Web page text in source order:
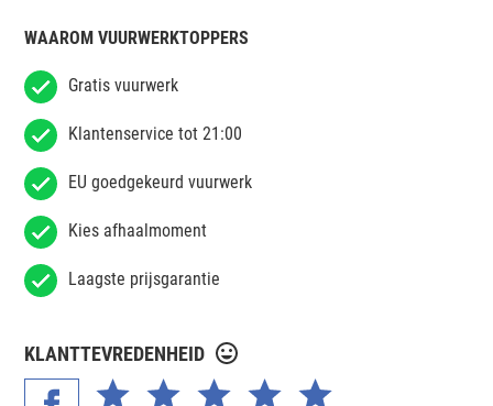
WAAROM VUURWERKTOPPERS
Gratis vuurwerk
Klantenservice tot 21:00
EU goedgekeurd vuurwerk
Kies afhaalmoment
Laagste prijsgarantie
KLANTTEVREDENHEID